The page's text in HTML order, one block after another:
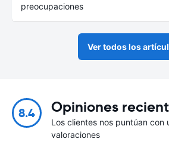
preocupaciones
Ver todos los
8.4 Opiniones
Los clientes nos puntúan
valoraciones